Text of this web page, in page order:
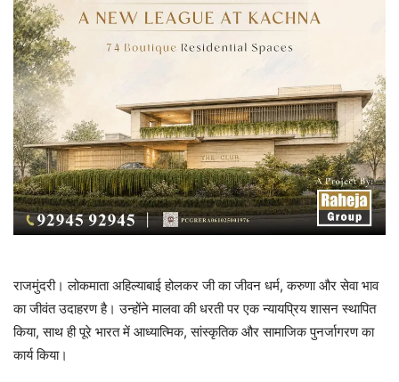
राजमुंदरी। लोकमाता अहिल्याबाई होलकर जी का जीवन धर्म, करुणा और सेवा भाव
का जीवंत उदाहरण है। उन्होंने मालवा की धरती पर एक न्यायप्रिय शासन स्थापित
किया, साथ ही पूरे भारत में आध्यात्मिक, सांस्कृतिक और सामाजिक पुनर्जागरण का
कार्य किया।